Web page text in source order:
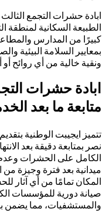
ابادة حشرات التجمع
الطبيعة السكانية لمنطقة
كبيرًا من المدارس
بمعايير السلامة البيئية
ونقية خالية من أي روائح أو
ابادة حشرات
متابعة ما بعد
تتميز ايجيبت الوطنية
نصر بمتابعة دقيقة بعد
الكامل على الحشرات
ميدانية بعد فترة وجيزة من
المكان تمامًا من أي آثار
صيانة دورية للمؤسسات
والمستشفيات، مما يضمن